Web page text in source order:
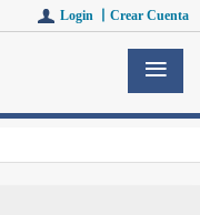
Login 丨 Crear Cuenta